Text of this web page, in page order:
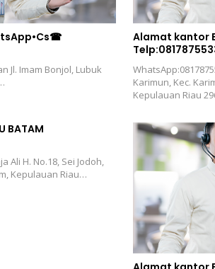
Jl. Imam Bonjol, Lubuk
Alamat kantor
Karimun, Kec.
Kepulauan Riau
BATAM
Ali H. No.18, Sei Jodoh,
Kepulauan Riau…